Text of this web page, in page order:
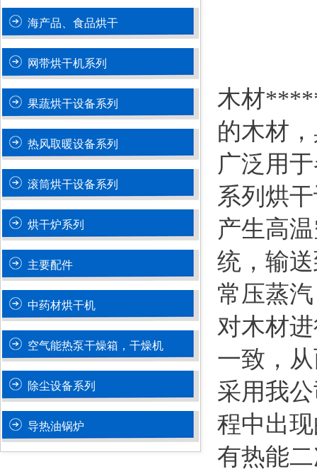
海产品、食品烘干
网带烘干机系列
果蔬烘干设备系列
热风取暖设备系列
滚筒烘干设备系列
烘干炉系列
主要配件
中药材烘干机
空气能热泵干燥箱，干燥机
除尘设备系列
导热油锅炉
木材
的木材
广泛用
系列烘
产生高
统，输
常压蒸
对木材
一致，
采用我
程中出
有热能